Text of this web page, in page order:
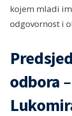
kojem mladi
odgovornost i
odbora